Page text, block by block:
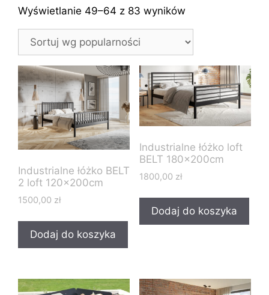
Wyświetlanie 49–64 z 83 wyników
popularności
Industrialne łóżko BELT
2 loft 120x200cm
1500,00 zł
Dodaj do koszyka
Industrialne łóżko loft
BELT 180x200cm
1800,00 zł
Dodaj do koszyka